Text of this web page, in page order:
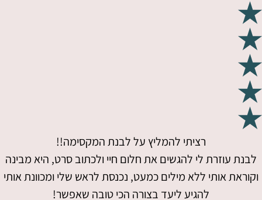
רציתי להמליץ על לבנת המקסימה!!
לבנת עוזרת לי להגשים את חלום חיי ולכתוב סרט, היא מבינה
וקוראת אותי ללא מילים כמעט, נכנסת לראש שלי ומכוונת אותי
להגיע ליעד בצורה הכי טובה שאפשר!